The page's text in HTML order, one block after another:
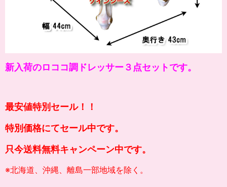
新入荷のロココ調ドレッサー３点セットです。
最安値特別セール！！
特別価格にてセール中です。
只今送料無料キャンペーン中です。
※北海道、沖縄、離島一部地域を除く。